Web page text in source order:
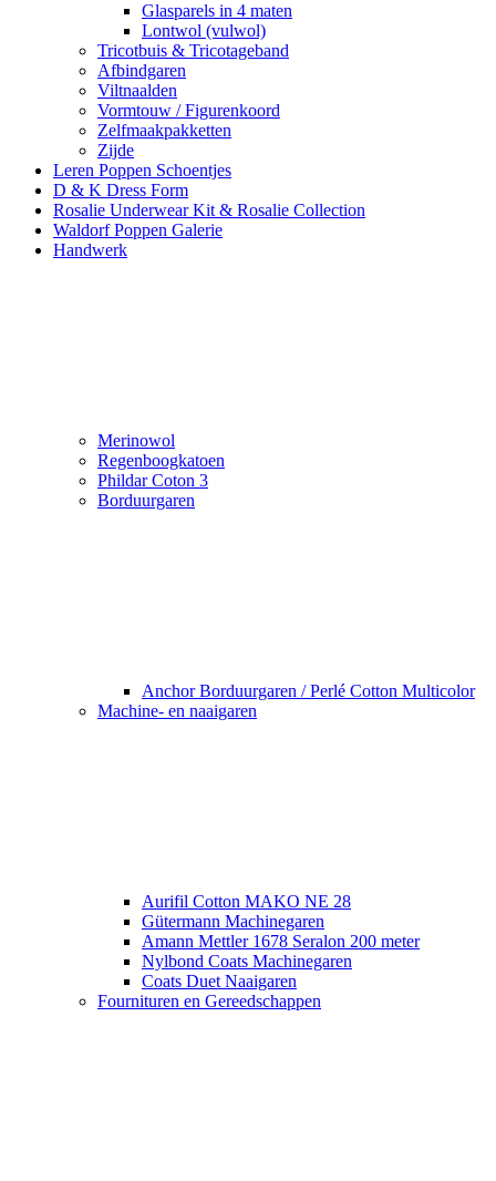
Glasparels in 4 maten
Lontwol (vulwol)
Tricotbuis & Tricotageband
Afbindgaren
Viltnaalden
Vormtouw / Figurenkoord
Zelfmaakpakketten
Zijde
Leren Poppen Schoentjes
D & K Dress Form
Rosalie Underwear Kit & Rosalie Collection
Waldorf Poppen Galerie
Handwerk
Merinowol
Regenboogkatoen
Phildar Coton 3
Borduurgaren
Anchor Borduurgaren / Perlé Cotton Multicolor
Machine- en naaigaren
Aurifil Cotton MAKO NE 28
Gütermann Machinegaren
Amann Mettler 1678 Seralon 200 meter
Nylbond Coats Machinegaren
Coats Duet Naaigaren
Fournituren en Gereedschappen